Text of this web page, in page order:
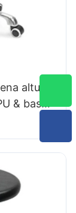
altura
& base